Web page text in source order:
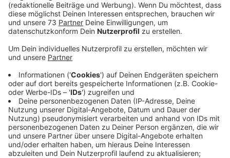
bisherigen Planungen fortgesetzt und dann baulich
umgesetzt werden.
Veröffentlicht:Mittwoch, 28.08.2024 05:57
Anzeige
30 Millionen Euro soll der Neubau kosten
Anzeige